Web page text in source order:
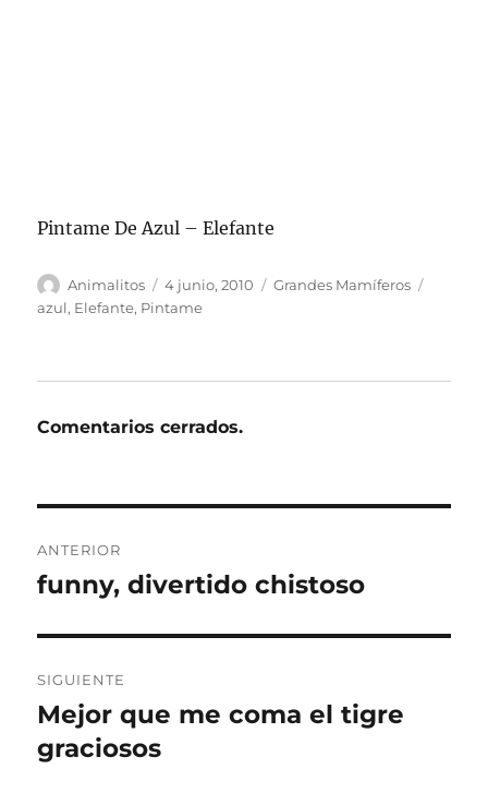
Pintame De Azul – Elefante
Autor
Animalitos
Publicado
el
4 junio, 2010 Categorías
Grandes Mamíferos
azul, Elefante, Pintame
Comentarios cerrados.
de
ANTERIOR
Entrada
funny, divertido chistoso
SIGUIENTE
Entrada
siguiente:
Mejor que me coma el tigre
graciosos